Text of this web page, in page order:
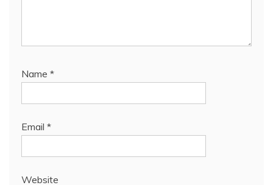
Name *
Email *
Website